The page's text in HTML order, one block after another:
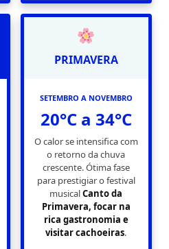
PRIMAVERA
SETEMBRO A NOVEMBRO
20°C a 34°C
O calor se intensifica com
o retorno da chuva
crescente. Ótima fase
para prestigiar o festival
musicalCanto da
Primavera, focar na
rica gastronomia e
visitar cachoeiras.